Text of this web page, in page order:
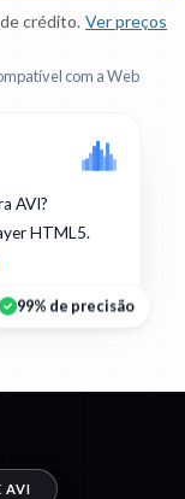
crédito. Ver preços
com a Web
AVI?
HTML5.
99% de precisão
AVI